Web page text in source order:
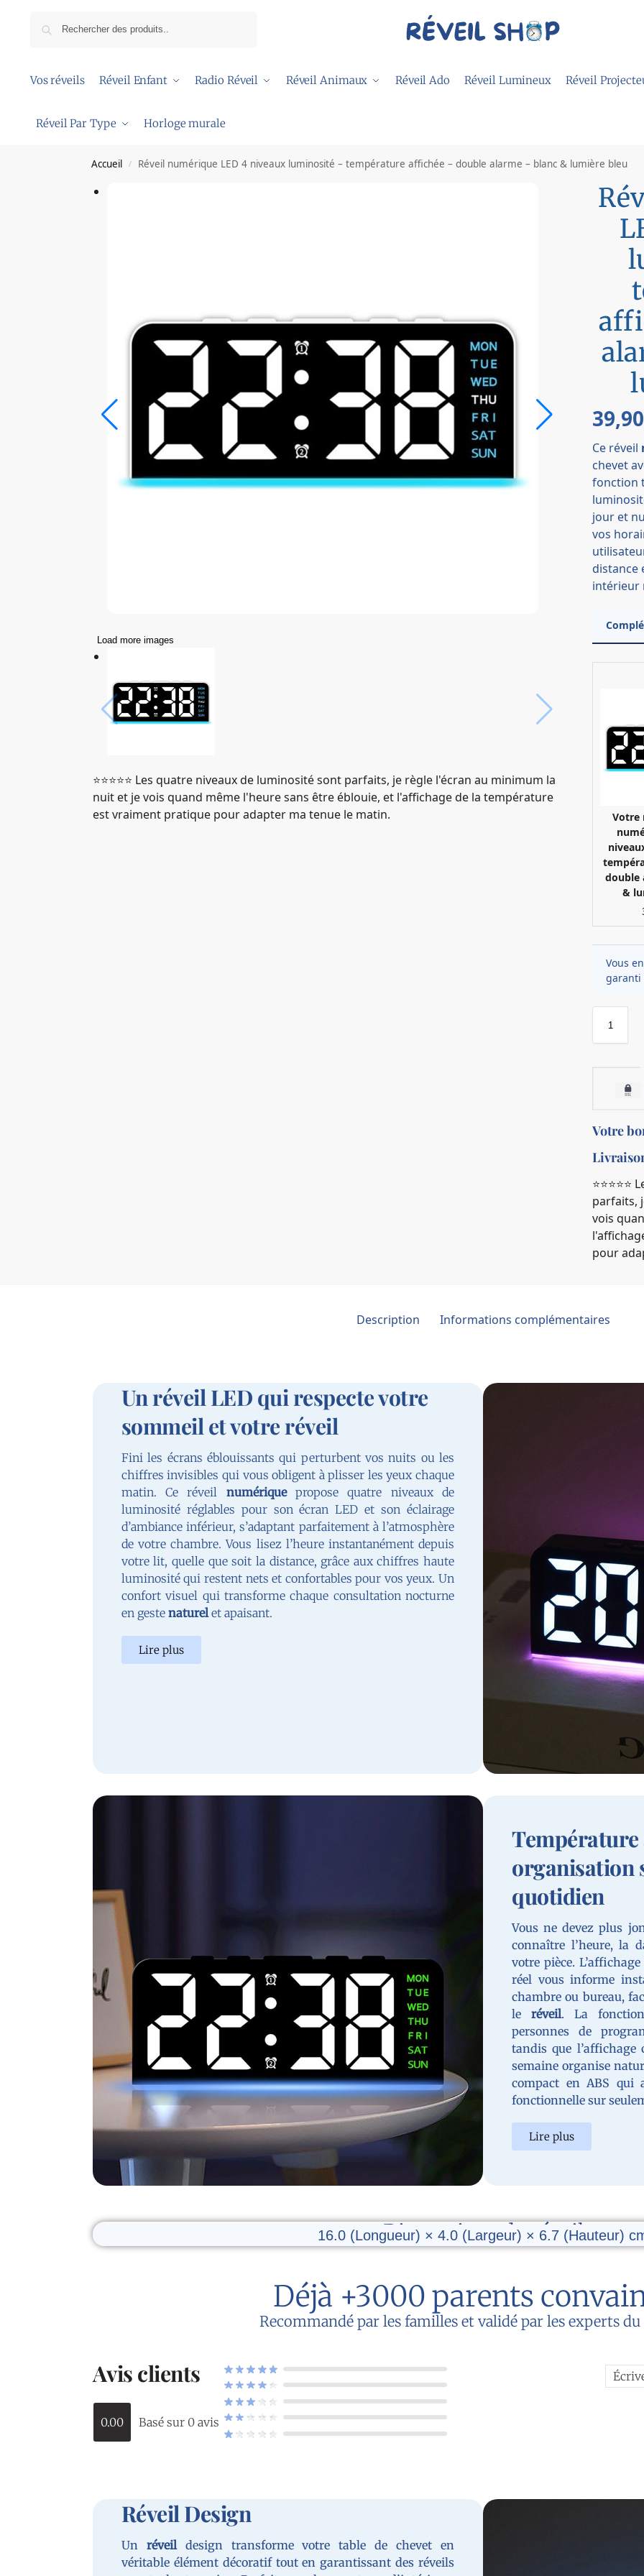
Vos réveils Réveil Enfant Radio Réveil Réveil Animaux Réveil Ado Réveil Lumineux Réveil
Réveil Par Type Horloge murale
Accueil / Réveil numérique LED 4 niveaux luminosité – température affichée – double alarme – blanc & lumière bleu
Load more images
⭐️⭐️⭐️⭐️⭐️ Les quatre niveaux de luminosité sont parfaits, je règle l'écran au minimum la
nuit et je vois quand même l'heure sans être éblouie, et l'affichage de la température
est vraiment pratique pour adapter ma tenue le matin.
39,90
Ce réveil
chevet
fonction
jour et
vos
distance
intérieur
Votre
double
&
Vous
garanti
Votre
parfaits,
vois
pour
Description Informations complémentaires
Un réveil LED qui respecte votre
sommeil et votre réveil
Fini les écrans éblouissants qui perturbent vos nuits ou les
chiffres invisibles qui vous obligent à plisser les yeux chaque
matin. Ce réveil numériquepropose quatre niveaux de
luminosité réglables pour son écran LED et son éclairage
d’ambiance inférieur, s’adaptant parfaitement à l’atmosphère
de votre chambre. Vous lisez l’heure instantanément depuis
votre lit, quelle que soit la distance, grâce aux chiffres haute
luminosité qui restent nets et confortables pour vos yeux. Un
confort visuel qui transforme chaque consultation nocturne
en geste naturelet apaisant.
Lire plus
Température
organisation
quotidien
Vous ne devez plus
connaître l’heure, la
votre pièce.
réel vous informe
chambre ou bureau,
leréveil. La
personnes de
tandis que
semaine organise
compact en ABS qui
fonctionnelle sur
Lire plus
Dimensions du réveil
16.0 (Longueur) × 4.0 (Largeur) × 6.7 (Hauteur)
Déjà +3000 parents
Recommandé par les familles et validé par les experts
Avis clients
0.00 Basé sur 0 avis
Réveil Design
Un réveildesign transforme votre table de chevet en
véritable élément décoratif tout en garantissant des réveils